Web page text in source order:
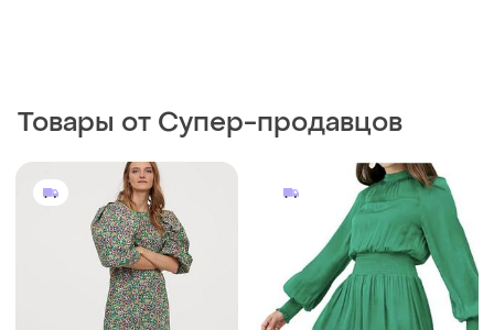
Товары от Супер-продавцов